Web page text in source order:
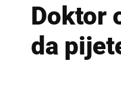
Doktor
da